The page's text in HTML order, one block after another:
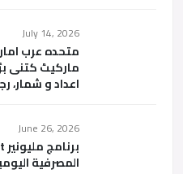
July 14, 2026
متحدہ عرب
مارکیٹ کتنی
اعداد و شمار،
June 26, 2026
المصرفية